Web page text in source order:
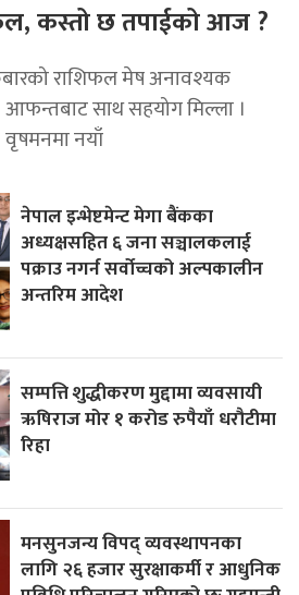
कस्तो छ तपाईको आज ?
राशिफल मेष अनावश्यक
साथ सहयोग मिल्ला ।
वृषमनमा नयाँ
नेपाल इन्भेष्टमेन्ट मेगा बैंकका
अध्यक्षसहित ६ जना सञ्चालकलाई
पक्राउ नगर्न सर्वोच्चको अल्पकालीन
अन्तरिम आदेश
सम्पत्ति शुद्धीकरण मुद्दामा व्यवसायी
ऋषिराज मोर १ करोड रुपैयाँ धरौटीमा
रिहा
मनसुनजन्य विपद् व्यवस्थापनका
लागि २६ हजार सुरक्षाकर्मी र आधुनिक